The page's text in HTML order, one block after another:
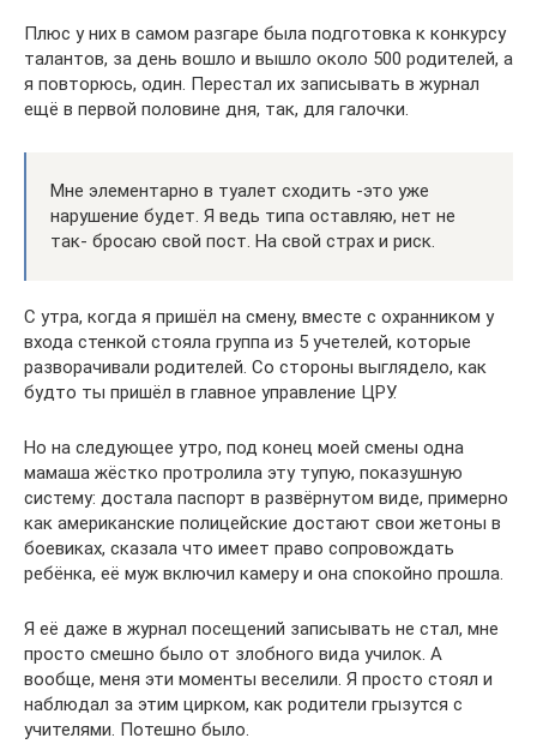
Плюс у них в самом разгаре была подготовка к конкурсу
талантов, за день вошло и вышло около 500 родителей, а
я повторюсь, один. Перестал их записывать в журнал
ещё в первой половине дня, так, для галочки.
Мне элементарно в туалет сходить -это уже
нарушение будет. Я ведь типа оставляю, нет не
так- бросаю свой пост. На свой страх и риск.
С утра, когда я пришёл на смену, вместе с охранником у
входа стенкой стояла группа из 5 учетелей, которые
разворачивали родителей. Со стороны выглядело, как
будто ты пришёл в главное управление ЦРУ.
Но на следующее утро, под конец моей смены одна
мамаша жёстко протролила эту тупую, показушную
систему: достала паспорт в развёрнутом виде, примерно
как американские полицейские достают свои жетоны в
боевиках, сказала что имеет право сопровождать
ребёнка, её муж включил камеру и она спокойно прошла.
Я её даже в журнал посещений записывать не стал, мне
просто смешно было от злобного вида училок. А
вообще, меня эти моменты веселили. Я просто стоял и
наблюдал за этим цирком, как родители грызутся с
учителями. Потешно было.